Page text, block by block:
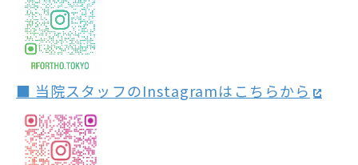
■ 当院スタッフのInstagramはこちらから